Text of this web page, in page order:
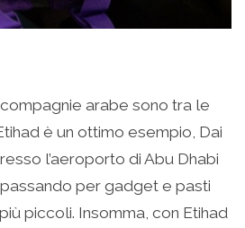
arabe sono tra le
è un ottimo esempio, Dai
l’aeroporto di Abu Dhabi
per gadget e pasti
piccoli. Insomma, con Etihad